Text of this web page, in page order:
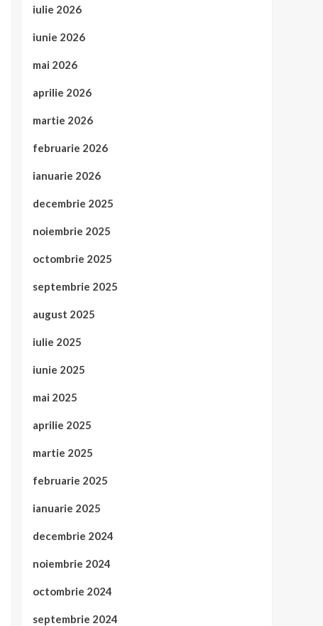
iulie 2026
iunie 2026
mai 2026
aprilie 2026
martie 2026
februarie 2026
ianuarie 2026
decembrie 2025
noiembrie 2025
octombrie 2025
septembrie 2025
august 2025
iulie 2025
iunie 2025
mai 2025
aprilie 2025
martie 2025
februarie 2025
ianuarie 2025
decembrie 2024
noiembrie 2024
octombrie 2024
septembrie 2024